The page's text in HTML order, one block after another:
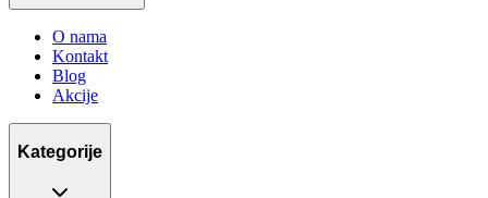
O nama
Kontakt
Blog
Akcije
Kategorije